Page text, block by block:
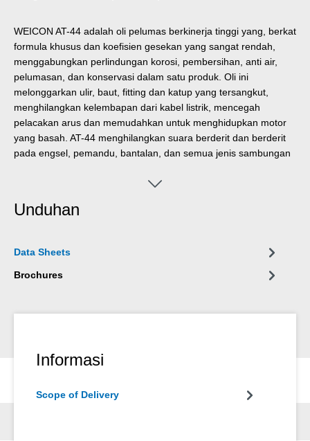
WEICON AT-44 adalah oli pelumas berkinerja tinggi yang, berkat
formula khusus dan koefisien gesekan yang sangat rendah,
menggabungkan perlindungan korosi, pembersihan, anti air,
pelumasan, dan konservasi dalam satu produk. Oli ini
melonggarkan ulir, baut, fitting dan katup yang tersangkut,
menghilangkan kelembapan dari kabel listrik, mencegah
pelacakan arus dan memudahkan untuk menghidupkan motor
yang basah. AT-44 menghilangkan suara berderit dan berderit
pada engsel, pemandu, bantalan, dan semua jenis sambungan
dan meninggalkan lapisan tipis yang tidak mengotori atau
menjaga semua jenis perkakas, mesin, dan perangkat presisi
perkapalan, kelistrikan, pertanian, rumah tangga, dan hobi.
Unduhan
Data Sheets
Brochures
Informasi
Scope of Delivery